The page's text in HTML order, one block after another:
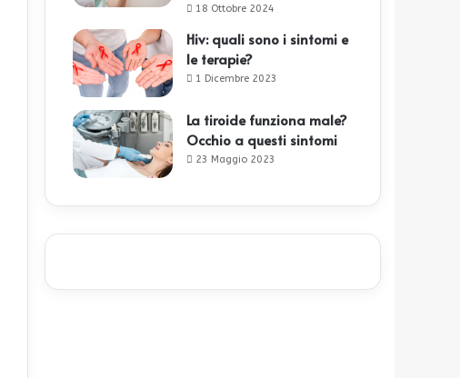
18 Ottobre 2024
Hiv: quali sono i sintomi e
le terapie?
1 Dicembre 2023
La tiroide funziona male?
Occhio a questi sintomi
23 Maggio 2023